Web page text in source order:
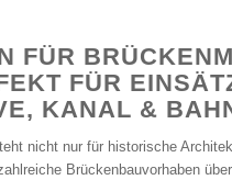
FÜR
FÜR
KANAL &
nicht nur für historische
Brückenbauvorhaben